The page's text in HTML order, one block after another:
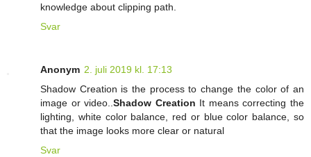
knowledge about clipping path.
Svar
Anonym 2. juli 2019 kl. 17:13
Shadow Creation is the process to change the color of an
image or video..Shadow Creation It means correcting the
lighting, white color balance, red or blue color balance, so
that the image looks more clear or natural
Svar